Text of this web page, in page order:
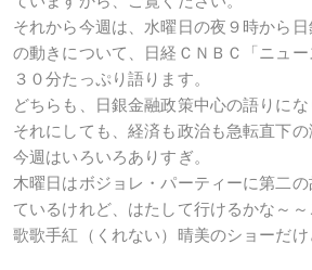
それから今週は、水曜日の夜９時から
の動きについて、日経ＣＮＢＣ「ニュ
３０分たっぷり語ります。
どちらも、日銀金融政策中心の語りにな
それにしても、経済も政治も急転直下の
今週はいろいろありすぎ。
木曜日はボジョレ・パーティーに第二
ているけれど、はたして行けるかな～
歌歌手紅（くれない）晴美のショーだけ